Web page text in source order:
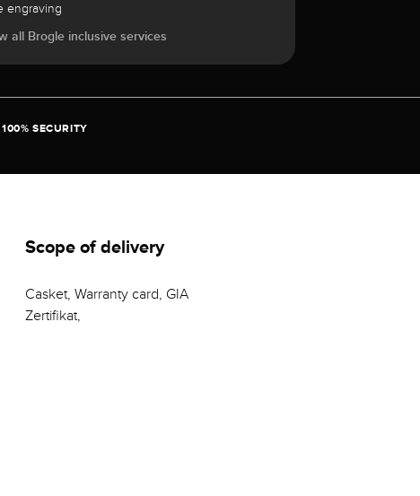
engraving
all Brogle inclusive services
SECURITY
Scope of delivery
Casket, Warranty card, GIA
Zertifikat,